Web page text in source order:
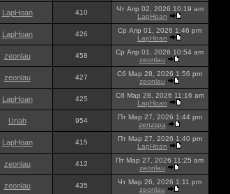
LapHoan 410
Чт Апр 02, 2026 10:19 am
LapHoan
LapHoan 426
Ср Апр 01, 2026 1:46 pm
LapHoan
zeonlau 458
Ср Апр 01, 2026 10:54 am
zeonlau
zeonlau 427
Сб Мар 28, 2026 1:56 pm
zeonlau
LapHoan 425
Сб Мар 28, 2026 11:16 am
LapHoan
Uriah 954
Пт Мар 27, 2026 1:44 pm
zenzspa
LapHoan 415
Пт Мар 27, 2026 1:40 pm
LapHoan
zeonlau 412
Пт Мар 27, 2026 11:25 am
zeonlau
zeonlau 435
Чт Мар 26, 2026 1:11 pm
zeonlau